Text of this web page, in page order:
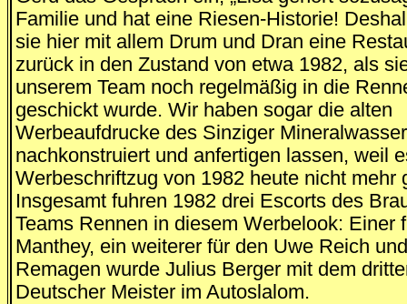
Familie und hat eine Riesen-Historie!
sie hier mit allem Drum und Dran eine
zurück in den Zustand von etwa 1982, als
unserem Team noch regelmäßig in die
geschickt wurde. Wir haben sogar die alten
Werbeaufdrucke des Sinziger
nachkonstruiert und anfertigen lassen, weil
Werbeschriftzug von 1982 heute nicht mehr
Insgesamt fuhren 1982 drei Escorts des
Teams Rennen in diesem Werbelook: Einer
Manthey, ein weiterer für den Uwe Reich
Remagen wurde Julius Berger mit dem
Deutscher Meister im Autoslalom.